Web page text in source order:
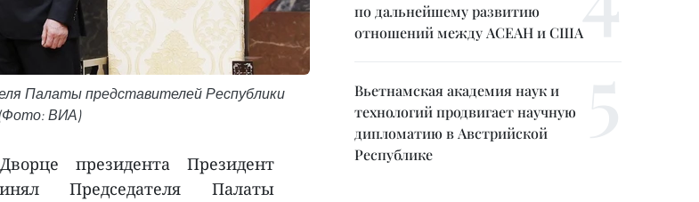
Палаты представителей Республики
(Фото: ВИА)
президента Президент
Председателя Палаты
по дальнейшему развитию
отношений между АСЕАН и США
Вьетнамская академия наук и
технологий продвигает научную
дипломатию в Австрийской
Республике